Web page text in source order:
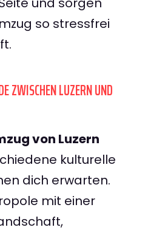
so stressfrei
ZWISCHEN LUZERN UND
von Luzern
kulturelle
dich erwarten.
mit einer